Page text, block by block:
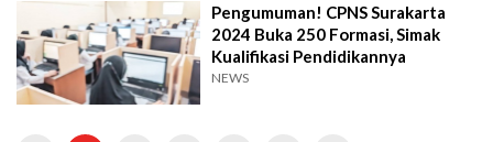
Pengumuman! CPNS Surakarta
2024 Buka 250 Formasi, Simak
Kualifikasi Pendidikannya
NEWS